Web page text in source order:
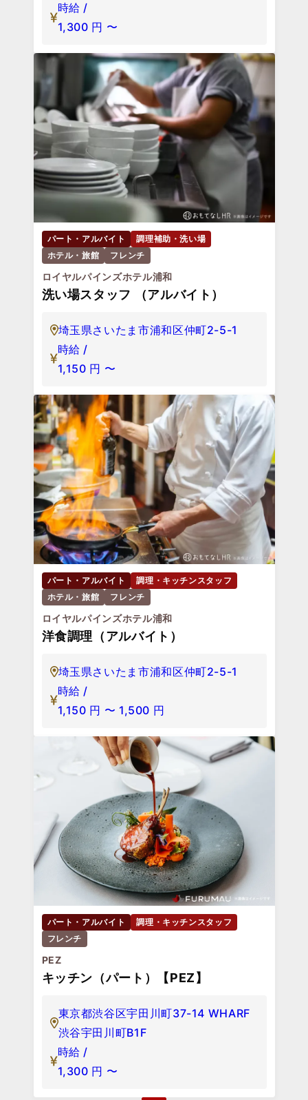
時給 /
1,300 円 〜
パート・アルバイト
調理補助・洗い場
ホテル・旅館
フレンチ
ロイヤルパインズホテル浦和
洗い場スタッフ （アルバイト）
埼玉県さいたま市浦和区仲町2-5-1
時給 /
1,150 円 〜
パート・アルバイト
調理・キッチンスタッフ
ホテル・旅館
フレンチ
ロイヤルパインズホテル浦和
洋食調理（アルバイト）
埼玉県さいたま市浦和区仲町2-5-1
時給 /
1,150 円 〜 1,500 円
パート・アルバイト
調理・キッチンスタッフ
フレンチ
PEZ
キッチン（パート）【PEZ】
東京都渋谷区宇田川町37-14 WHARF
渋谷宇田川町B1F
時給 /
1,300 円 〜